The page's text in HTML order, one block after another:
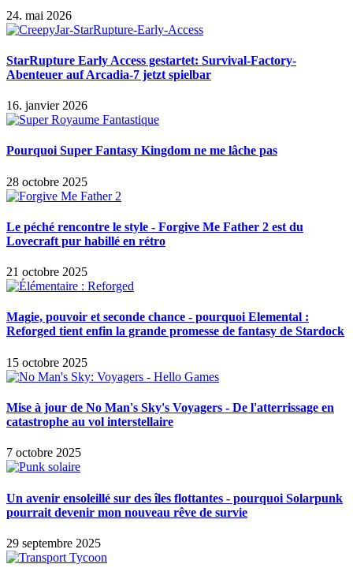
24. mai 2026
StarRupture Early Access gestartet: Survival-Factory-
Abenteuer auf Arcadia-7 jetzt spielbar
16. janvier 2026
Pourquoi Super Fantasy Kingdom ne me lâche pas
28 octobre 2025
Le péché rencontre le style - Forgive Me Father 2 est du
Lovecraft pur habillé en rétro
21 octobre 2025
Magie, pouvoir et seconde chance - pourquoi Elemental :
Reforged tient enfin la grande promesse de fantasy de Stardock
15 octobre 2025
Mise à jour de No Man's Sky's Voyagers - De l'atterrissage en
catastrophe au vol interstellaire
7 octobre 2025
Un avenir ensoleillé sur des îles flottantes - pourquoi Solarpunk
pourrait devenir mon nouveau rêve de survie
29 septembre 2025